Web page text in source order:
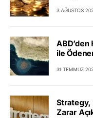
3 AĞUSTOS
ABD’den
ile
31 TEMMUZ
Strategy,
Zarar